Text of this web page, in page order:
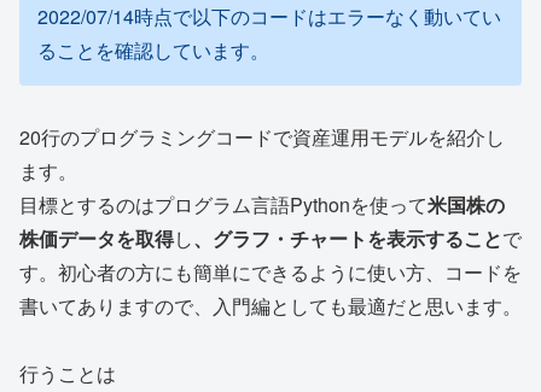
2022/07/14時点で以下のコードはエラーなく動いてい
ることを確認しています。
20行のプログラミングコードで資産運用モデルを紹介し
ます。
目標とするのはプログラム言語Pythonを使って米国株の
株価データを取得し、グラフ・チャートを表示することで
す。初心者の方にも簡単にできるように使い方、コードを
書いてありますので、入門編としても最適だと思います。
行うことは